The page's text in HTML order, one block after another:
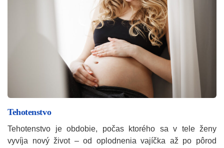
Tehotenstvo
Tehotenstvo je obdobie, počas ktorého sa v tele ženy
vyvíja nový život – od oplodnenia vajíčka až po pôrod